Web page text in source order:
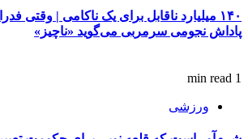
۱۴۰ میلیارد ناقابل برای یک ناکامی | وقتی
پاداش نجومی سرمربی می‌گوید «ناچیز»
1 min read
ورزشی